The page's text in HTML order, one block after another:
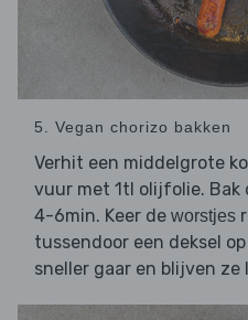
5. Vegan chorizo bakken
Verhit een middelgrote
vuur met 1tl olijfolie. Bak
4-6min. Keer de worstjes
tussendoor een deksel
sneller gaar en blijven ze